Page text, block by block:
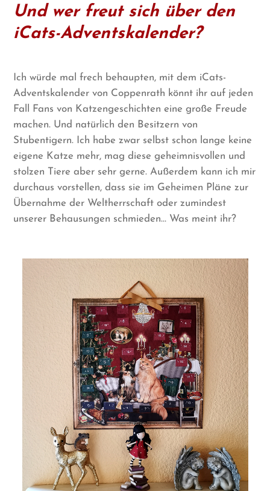
Und wer freut sich über den
iCats-Adventskalender?
Ich würde mal frech behaupten, mit dem iCats-
Adventskalender von Coppenrath könnt ihr auf jeden
Fall Fans von Katzengeschichten eine große Freude
machen. Und natürlich den Besitzern von
Stubentigern. Ich habe zwar selbst schon lange keine
eigene Katze mehr, mag diese geheimnisvollen und
stolzen Tiere aber sehr gerne. Außerdem kann ich mir
durchaus vorstellen, dass sie im Geheimen Pläne zur
Übernahme der Weltherrschaft oder zumindest
unserer Behausungen schmieden… Was meint ihr?